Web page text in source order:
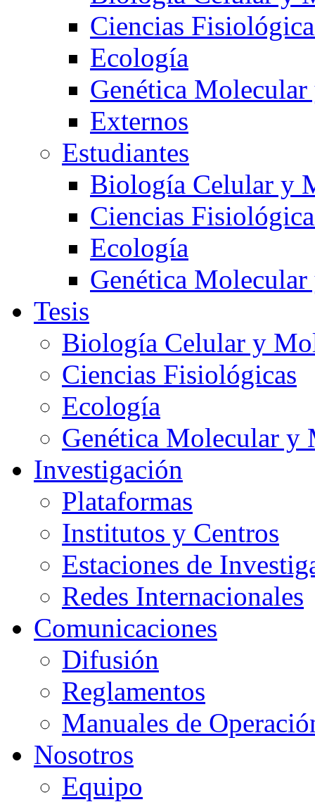
Ciencias
Ecología
Genética
Externos
Estudiantes
Biología Celular y
Ciencias
Ecología
Genética
Tesis
Biología Celular y
Ciencias Fisiológicas
Ecología
Genética Molecular
Investigación
Plataformas
Institutos y Centros
Estaciones de
Redes Internacionales
Comunicaciones
Difusión
Reglamentos
Manuales de
Nosotros
Equipo